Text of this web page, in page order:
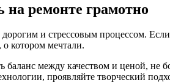
ремонте грамотно
и стрессовым процессом.
о котором мечтали.
баланс между качеством и ценой, не
проявляйте творческий